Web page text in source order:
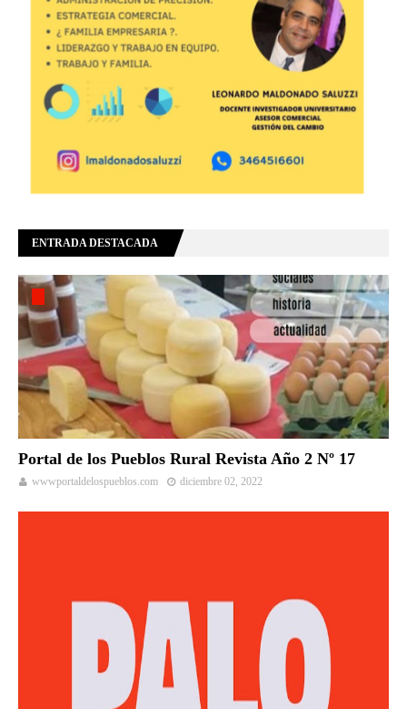
ENTRADA DESTACADA
Portal de los Pueblos Rural Revista Año 2 Nº 17
wwwportaldelospueblos.com diciembre 02, 2022